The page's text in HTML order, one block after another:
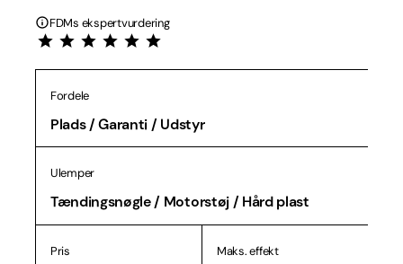
FDMs ekspertvurdering
Fordele
Plads / Garanti / Udstyr
Ulemper
Tændingsnøgle / Motorstøj / Hård plast
Pris Maks. effekt